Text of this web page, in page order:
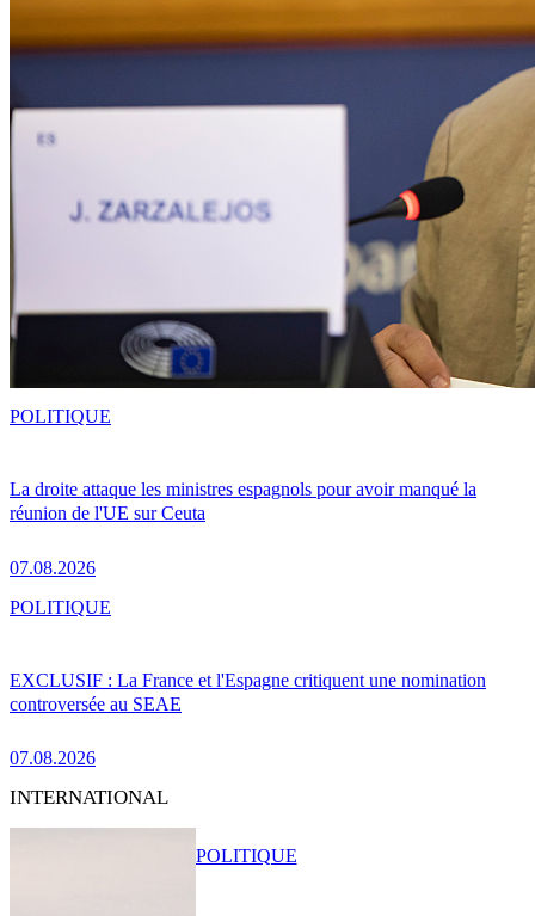
La droite attaque les ministres espagnols pour avoir manqué la
réunion de l'UE sur Ceuta
07.08.2026
POLITIQUE
EXCLUSIF : La France et l'Espagne critiquent une nomination
controversée au SEAE
07.08.2026
POLITIQUE
INTERNATIONAL
POLITIQUE